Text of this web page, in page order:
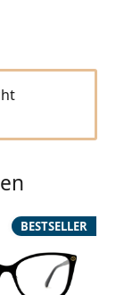
BESTSELLER